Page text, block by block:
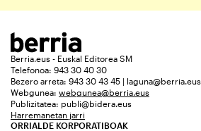
Berria.eus - Euskal Editorea SM
Telefonoa: 943 30 40 30
Bezero arreta: 943 30 43 45 | laguna@berria.eus
Webgunea: webgunea@berria.eus
Publizitatea: publi@bidera.eus
Harremanetan jarri
ORRIALDE KORPORATIBOAK